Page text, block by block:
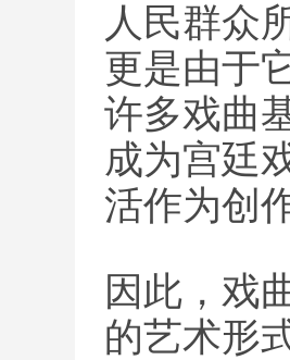
人民群众
更是由于
许多戏曲
成为宫廷
活作为创
因此，戏
的艺术形